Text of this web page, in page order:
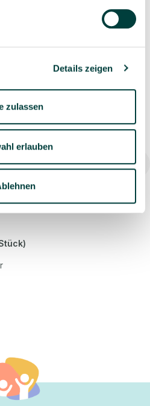
Details zeigen
zulassen
erlauben
stapelbar 250 ml, 6 Stück,